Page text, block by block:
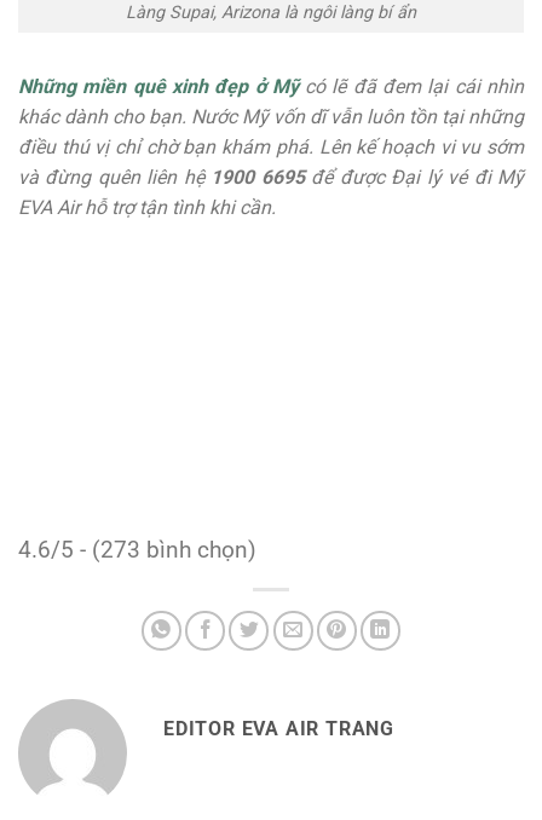
Làng Supai, Arizona là ngôi làng bí ẩn
Những miền quê xinh đẹp ở Mỹcó lẽ đã đem lại cái nhìn
khác dành cho bạn. Nước Mỹ vốn dĩ vẫn luôn tồn tại những
điều thú vị chỉ chờ bạn khám phá. Lên kế hoạch vi vu sớm
và đừng quên liên hệ 1900 6695để được Đại lý vé đi Mỹ
EVA Air hỗ trợ tận tình khi cần.
4.6/5 - (273 bình chọn)
EDITOR EVA AIR TRANG